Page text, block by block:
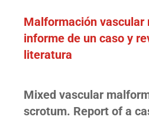
Malformación vascular
informe de un caso y
literatura
Mixed vascular
scrotum. Report of a